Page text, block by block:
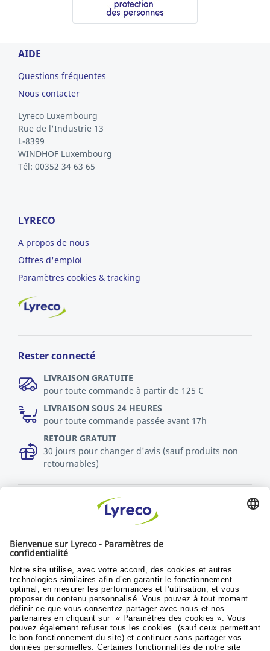
AIDE
Questions fréquentes
Nous contacter
Lyreco Luxembourg
Rue de l'Industrie 13
L-8399
WINDHOF Luxembourg
Tél: 00352 34 63 65
LYRECO
A propos de nous
Offres d'emploi
Paramètres cookies & tracking
Rester connecté
LIVRAISON GRATUITE
pour toute commande à partir de 125 €
LIVRAISON SOUS 24 HEURES
pour toute commande passée avant 17h
RETOUR GRATUIT
30 jours pour changer d'avis (sauf produits non
retournables)
Découvrez toutes les vidéos
Durabilité
© Lyreco 2024
Conditions generales de vente|Conditions